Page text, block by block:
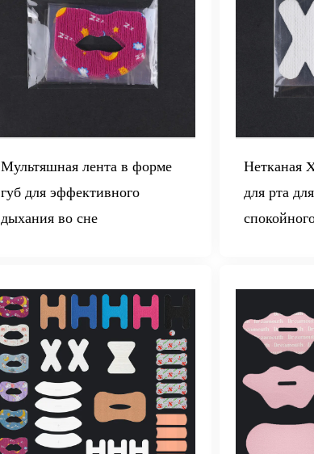
Мультяшная лента в форме
губ для эффективного
дыхания во сне
Нетканая
для рта